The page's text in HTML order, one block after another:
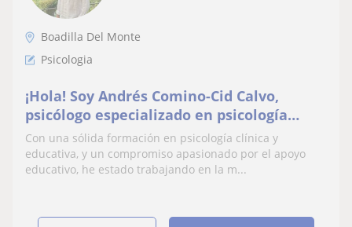
Boadilla Del Monte
Psicologia
¡Hola! Soy Andrés Comino-Cid Calvo,
psicólogo especializado en psicología
clínica y educativa. Actualmente, estoy
cursando un máster en psicología
educativa para seguir mejorando mis
Con una sólida formación en psicología clínica y
educativa, y un compromiso apasionado por el apoyo
educativo, he estado trabajando en la m...